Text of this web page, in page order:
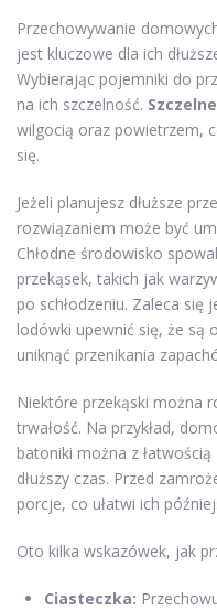
Przechowywanie
jest kluczowe dla ich
Wybierając pojemniki do
na ich szczelność.
wilgocią oraz powietrzem,
się.
Jeżeli planujesz dłuższe
rozwiązaniem może być
Chłodne środowisko
przekąsek, takich jak
po schłodzeniu. Zaleca się
lodówki upewnić się, że są
uniknąć przenikania
Niektóre przekąski można
trwałość. Na przykład,
batoniki można z
dłuższy czas. Przed
porcje, co ułatwi ich
Oto kilka wskazówek, jak
Ciasteczka: